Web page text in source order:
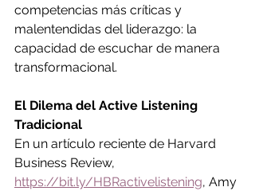
competencias más críticas y
malentendidas del liderazgo: la
capacidad de escuchar de manera
transformacional.
El Dilema del Active Listening
Tradicional
En un artículo reciente de Harvard
Business Review,
https://bit.ly/HBRactivelistening, Amy